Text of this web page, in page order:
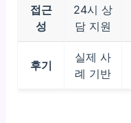
접근
성
24시 상
담 지원
후기
실제 사
례 기반